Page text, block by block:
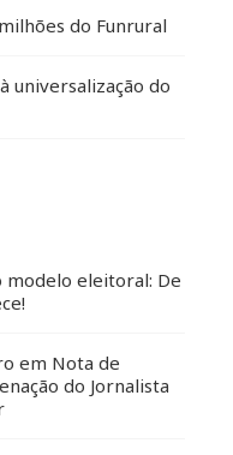
do Funrural
universalização do
modelo eleitoral: De
em Nota de
do Jornalista